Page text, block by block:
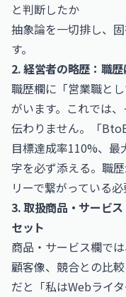
と判断したか
抽象論を一切排し、
す。
2. 経営者の略歴：職
職歴欄に「営業職と
がいます。これでは
伝わりません。「
目標達成率110%、
字を必ず添える。職
リーで繋がっている必
3. 取扱商品・サービ
セット
商品・サービス欄で
顧客像、競合との比
だと「私はWebライ